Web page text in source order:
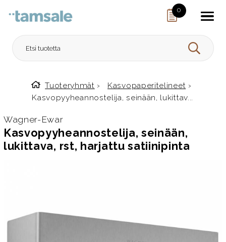
0
HAE
Etusivulle
Tuoteryhmät › Kasvopaperitelineet ›
Kasvopyyheannostelija, seinään, lukittav...
Wagner-Ewar
Kasvopyyheannostelija, seinään,
lukittava, rst, harjattu satiinipinta